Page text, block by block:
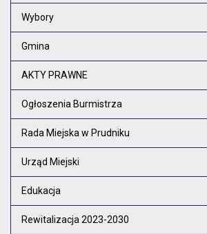
Wybory
Gmina
AKTY PRAWNE
Ogłoszenia Burmistrza
Rada Miejska w Prudniku
Urząd Miejski
Edukacja
Rewitalizacja 2023-2030